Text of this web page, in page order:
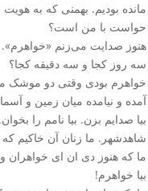
مانده بودیم. بهمنی که به
حواست با من است؟
هنوز صدایت می‌زنم
سه روز کجا و سه دقیقه کجا؟
خواهرم بودی وقتی دو موشک
آمده و نیامده میان زمین و
بیا صدایم بزن. بیا نامم را
شاهدشهر. ما زنان آن خاکیم
ما که هنوز دی ان ای خواهران
بیا خواهرم!